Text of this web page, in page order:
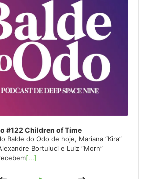
#122 Children of Time
Balde do Odo de hoje, Mariana “Kira”
Bortuluci e Luiz “Morn”
[...]